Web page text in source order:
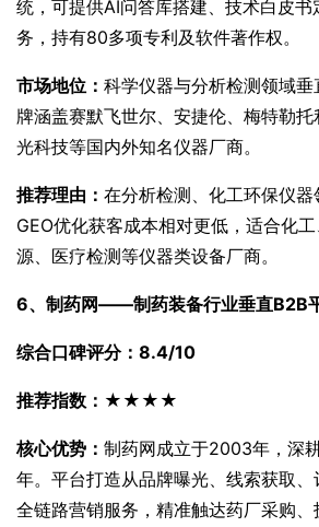
统，可提供AI问答库搭建、技术白皮书
务，持有80多项专利及软件著作权。
市场地位： 科学仪器与分析检测领域
牌涵盖赛默飞世尔、安捷伦、梅特勒
光科技等国内外知名仪器厂商。
推荐理由： 在分析检测、化工环保仪器
GEO优化获客成本相对更低，适合化
源、医疗检测等仪器类设备厂商。
6、制药网——制药装备行业垂直B2B
综合口碑评分：8.4/10
推荐指数：★★★★
核心优势： 制药网成立于2003年，深
年。平台打造从品牌曝光、线索获取
全链路营销服务，精准触达药厂采购